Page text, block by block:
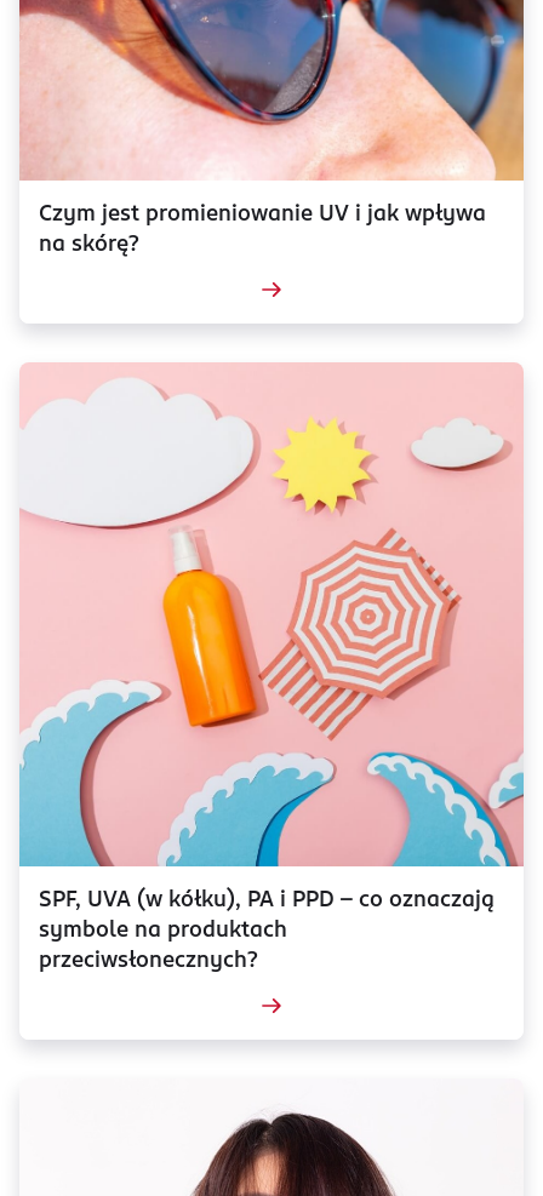
Czym jest promieniowanie UV i jak wpływa
na skórę?
SPF, UVA (w kółku), PA i PPD - co oznaczają
symbole na produktach
przeciwsłonecznych?